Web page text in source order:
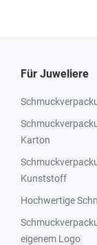
Für Juweliere
Karton
Kunststoff
Hochwertige
eigenem Logo